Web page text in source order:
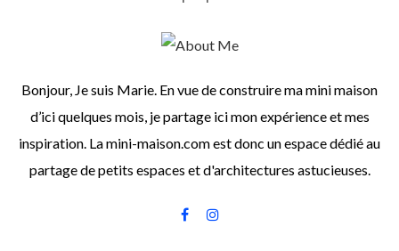
Bonjour, Je suis Marie. En vue de construire ma mini maison
d’ici quelques mois, je partage ici mon expérience et mes
inspiration. La mini-maison.com est donc un espace dédié au
partage de petits espaces et d'architectures astucieuses.